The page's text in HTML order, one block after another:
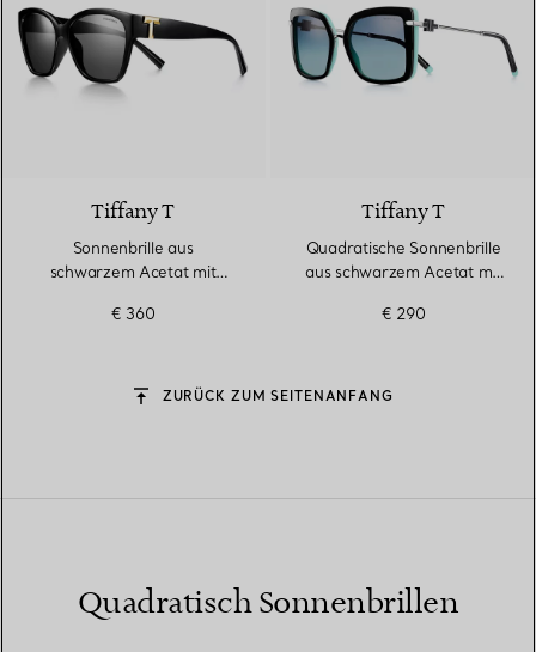
Tiffany T
Sonnenbrille aus
schwarzem Acetat mit
€ 360
Tiffany T
Quadratische Sonnenbrille
aus schwarzem Acetat mit
Tiffany Blue®
€ 290
ZURÜCK ZUM SEITENANFANG
Quadratisch Sonnenbrillen